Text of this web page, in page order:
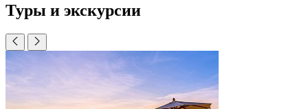
Туры и экскурсии